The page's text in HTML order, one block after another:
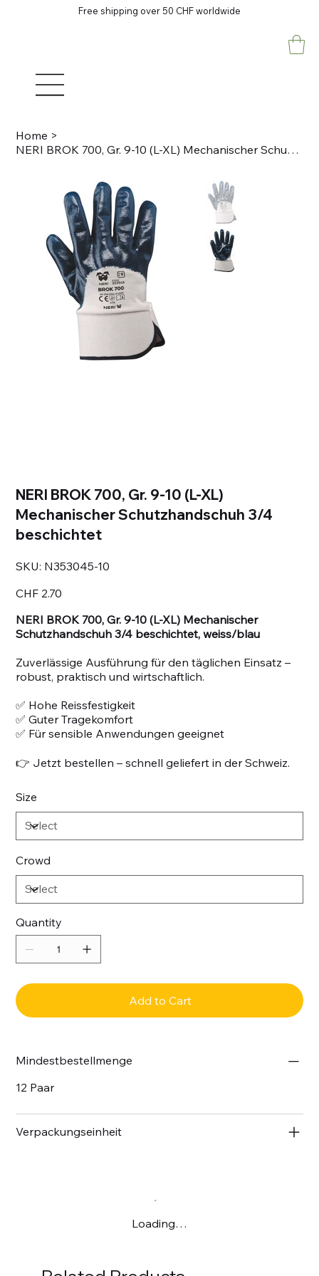
Free shipping over 50 CHF worldwide
Home >
NERI BROK 700, Gr. 9-10 (L-XL) Mechanischer Schutzhandschuh 3/4 beschichtet
NERI BROK 700, Gr. 9-10 (L-XL)
Mechanischer Schutzhandschuh 3/4
beschichtet
SKU: SKU
N353045-
N353045-10
CHF 2.70
NERI BROK 700, Gr. 9-10 (L-XL) Mechanischer
Schutzhandschuh 3/4 beschichtet, weiss/blau
Zuverlässige Ausführung für den täglichen Einsatz –
robust, praktisch und wirtschaftlich.
✅ Hohe Reissfestigkeit
✅ Guter Tragekomfort
✅ Für sensible Anwendungen geeignet
👉 Jetzt bestellen – schnell geliefert in der Schweiz.
Size
Crowd
Quantity
Add to Cart
Mindestbestellmenge
12 Paar
Verpackungseinheit
Loading…